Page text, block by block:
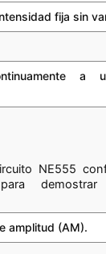
fija sin
a
NE555
amplitud (AM).